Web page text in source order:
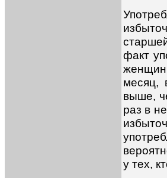
факт
месяц,
выше,
раз в
у тех,